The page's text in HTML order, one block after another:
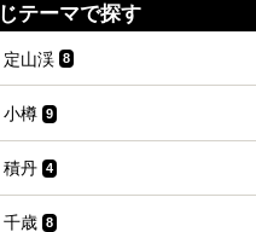
テーマで探す
定山渓 8
小樽 9
積丹 4
千歳 8